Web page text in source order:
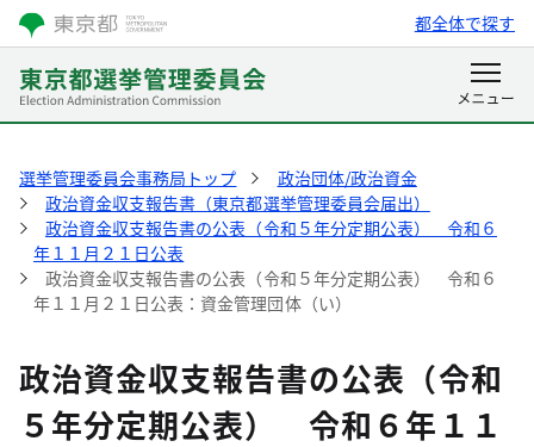
都全体で探す
選挙管理委員会事務局トップ
政治団体/政治資金
政治資金収支報告書（東京都選挙管理委員会届出）
政治資金収支報告書の公表（令和５年分定期公表） 令和６
年１１月２１日公表
政治資金収支報告書の公表（令和５年分定期公表） 令和６
年１１月２１日公表：資金管理団体（い）
政治資金収支報告書の公表（令和
５年分定期公表） 令和６年１１